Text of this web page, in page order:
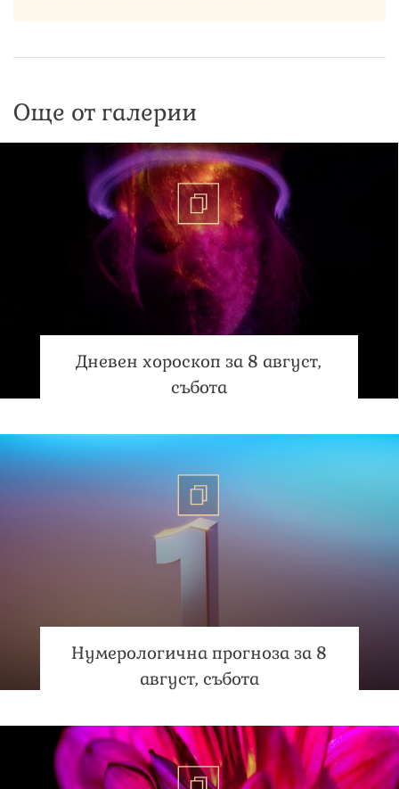
Още от галерии
Дневен хороскоп за 8 август,
събота
Нумерологична прогноза за 8
август, събота